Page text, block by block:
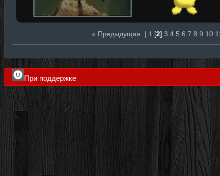
« Предыдущая | 1 [2] 3 4 5 6 7 8 9 10
При поддержке